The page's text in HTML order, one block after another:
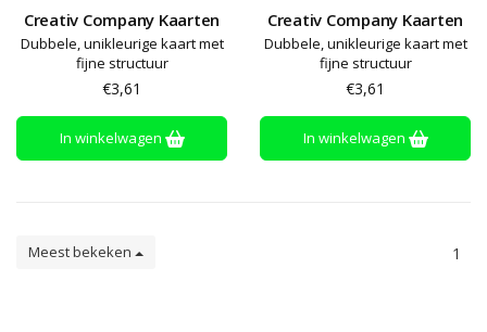
Creativ Company Kaarten
Dubbele, unikleurige kaart met
fijne structuur
€3,61
In winkelwagen
Creativ Company Kaarten
Dubbele, unikleurige kaart met
fijne structuur
€3,61
In winkelwagen
Meest bekeken 1